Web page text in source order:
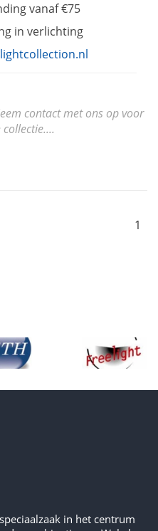
vanaf €75
in verlichting
contact met ons op voor
1
in het centrum